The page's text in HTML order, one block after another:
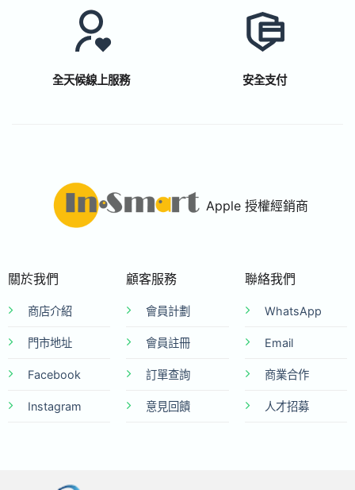
全天候線上服務 安全支付
Apple 授權經銷商
關於我們
商店介紹
門市地址
Facebook
Instagram
顧客服務
會員計劃
會員註冊
訂單查詢
意見回饋
聯絡我們
WhatsApp
Email
商業合作
人才招募